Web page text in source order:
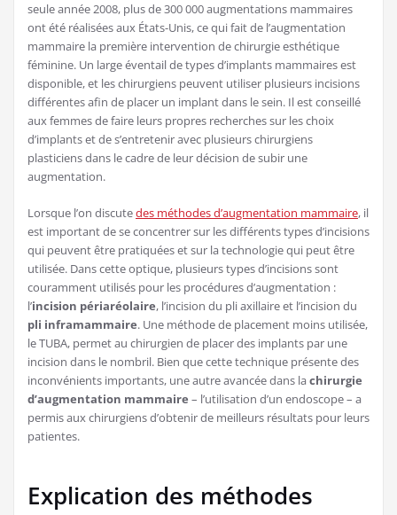
seule année 2008, plus de 300 000 augmentations mammaires
ont été réalisées aux États-Unis, ce qui fait de l’augmentation
mammaire la première intervention de chirurgie esthétique
féminine. Un large éventail de types d’implants mammaires est
disponible, et les chirurgiens peuvent utiliser plusieurs incisions
différentes afin de placer un implant dans le sein. Il est conseillé
aux femmes de faire leurs propres recherches sur les choix
d’implants et de s’entretenir avec plusieurs chirurgiens
plasticiens dans le cadre de leur décision de subir une
augmentation.
Lorsque l’on discutedes méthodes d’augmentation mammaire, il
est important de se concentrer sur les différents types d’incisions
qui peuvent être pratiquées et sur la technologie qui peut être
utilisée. Dans cette optique, plusieurs types d’incisions sont
couramment utilisés pour les procédures d’augmentation :
l’incision périaréolaire, l’incision du pli axillaire et l’incision du
pli inframammaire. Une méthode de placement moins utilisée,
le TUBA, permet au chirurgien de placer des implants par une
incision dans le nombril. Bien que cette technique présente des
inconvénients importants, une autre avancée dans lachirurgie
d’augmentation mammaire – l’utilisation d’un endoscope – a
permis aux chirurgiens d’obtenir de meilleurs résultats pour leurs
patientes.
Explication des méthodes